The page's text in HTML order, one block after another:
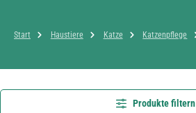
Start Haustiere Katze Katzenpflege
Produkte filtern